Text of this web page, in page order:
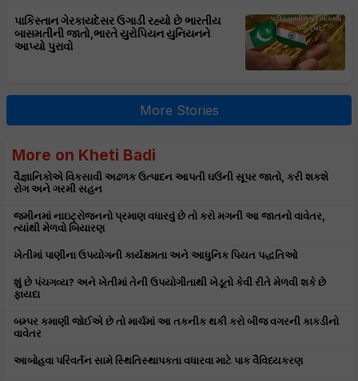
પાકિસ્તાન ગેરકાયદેસર ઉગાડી રહ્યો છે ભારતીય
બાસમતીની જાતો,ભારતે યુરોપિયન યુનિયનને
આપ્યો પુરાવો
More Stories
More on Kheti Badi
વૈજ્ઞાનિકોએ વિકસાવી અઢળક ઉત્પાદન આપતી ઘઉંની સૂપર જાતો, કરી શકશે
રોગ અને ગરમી સહન
જમીનમાં નાઇટ્રોજનનો પ્રમાણ વધારવું છે તો કરો મગની આ જાતનો વાવેતર,
ત્યાંથી મેળવો બિયારણ
ખેતીમાં પાણીના ઉપયોગની કાર્યક્ષમતા અને આધુનિક પિયત પદ્ધતિઓ
શું છે પંચગવ્ય? અને ખેતીમાં તેની ઉપયોગીતાથી ખેડૂતો કેવી રીતે મેળવી શકે છે
ફાયદા
બમ્પર કમાણી જોઈએ છે તો માર્ચમાં આ તકનીક થકી કરો બીજ વગરની કાકડીનો
વાવેતર
આબોહવા પરિવર્તન સામે સ્થિતિસ્થાપકતા વધારવા માટે પાક વૈવિધ્યકરણ